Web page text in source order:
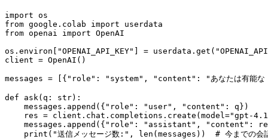
import os
from google.colab import userdata
from openai import OpenAI
os.environ["OPENAI_API_KEY"] =
client = OpenAI()
messages = [{"role": "system", "content": "あなたは有能な
def ask(q: str):
    messages.append({"role": "user", "content": q})
res = client.chat.completions.create(model="gpt-
messages.append({"role": "assistant", "content":
print("送信メッセージ数:", len(messages))  # 今までの会話